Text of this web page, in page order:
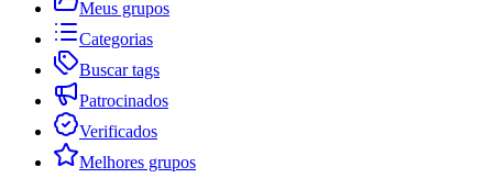
Meus grupos
Categorias
Buscar tags
Patrocinados
Verificados
Melhores grupos